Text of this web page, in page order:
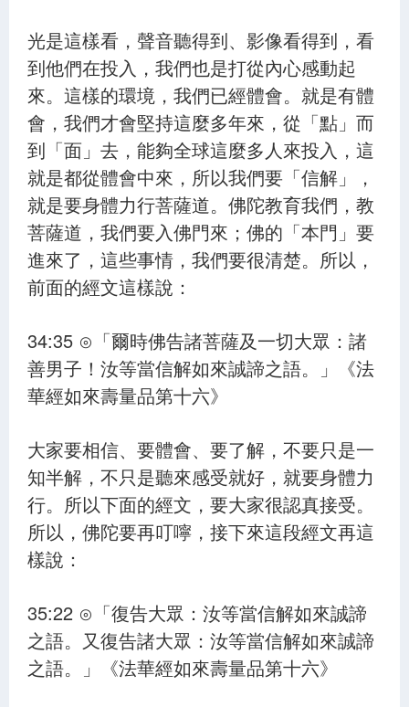
光是這樣看，聲音聽得到、影像看得到，看
到他們在投入，我們也是打從內心感動起
來。這樣的環境，我們已經體會。就是有體
會，我們才會堅持這麼多年來，從「點」而
到「面」去，能夠全球這麼多人來投入，這
就是都從體會中來，所以我們要「信解」，
就是要身體力行菩薩道。佛陀教育我們，教
菩薩道，我們要入佛門來；佛的「本門」要
進來了，這些事情，我們要很清楚。所以，
前面的經文這樣說：
34:35 ⊙「爾時佛告諸菩薩及一切大眾：諸
善男子！汝等當信解如來誠諦之語。」《法
華經如來壽量品第十六》
大家要相信、要體會、要了解，不要只是一
知半解，不只是聽來感受就好，就要身體力
行。所以下面的經文，要大家很認真接受。
所以，佛陀要再叮嚀，接下來這段經文再這
樣說：
35:22 ⊙「復告大眾：汝等當信解如來誠諦
之語。又復告諸大眾：汝等當信解如來誠諦
之語。」《法華經如來壽量品第十六》